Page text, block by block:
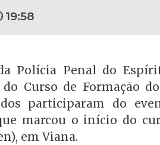
Polícia Penal do
Curso de Formação
participaram do
marcou o início do
em Viana.